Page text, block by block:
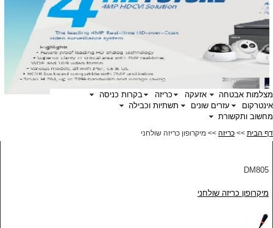
מצלמות אבטחה אזעקה כריזה
בקרות כניסה
אינטרקום
עזרים שונים
תשתיות וכבילה
מחשוב ותקשורת
דף הבית >> כריזה >> מיקרופון כריזה שולחני
DM805
מיקרופון כריזה שולחני